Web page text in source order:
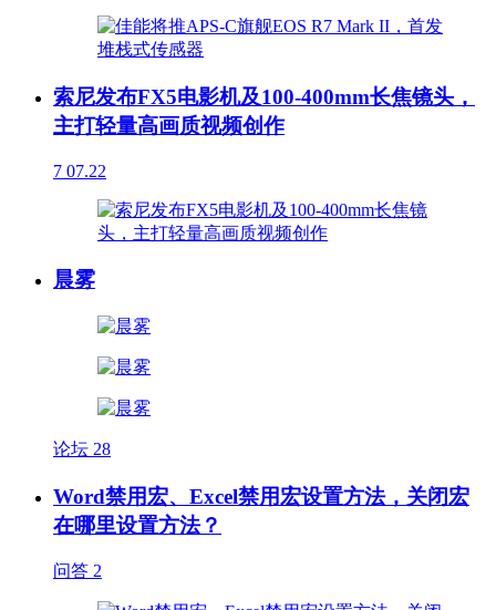
索尼发布FX5电影机及100-400mm长焦镜头，
主打轻量高画质视频创作
7 07.22
晨雾
论坛 28
Word禁用宏、Excel禁用宏设置方法，关闭宏
在哪里设置方法？
问答 2